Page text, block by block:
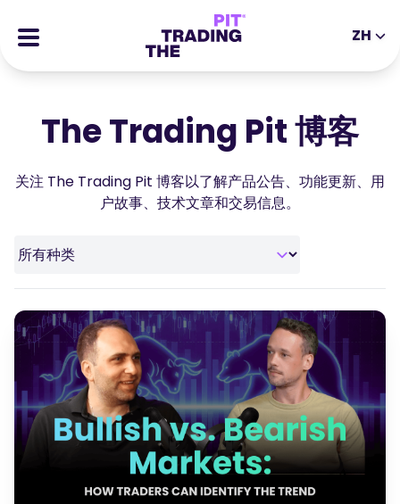
期货
博客
电子书
网络研讨会
播客
交易工具
关于我们
帮助中心
合伙人专区
登录 注册
ZH
DE
ES
IT
MS
ZH
AR
TR
PT
The Trading Pit 博客
关注 The Trading Pit 博客以了解产品公告、功能更新、用
户故事、技术文章和交易信息。